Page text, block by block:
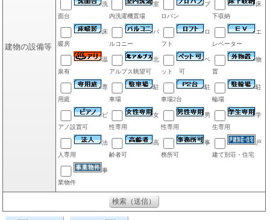
建物の設備等
洗
面台
室
内洗濯機置場
プ
ロパン
床
下収納
床
暖房
バ
ルコニー
ロ
フト
エ
レベーター
温
泉有
北
アルプス眺望可
ペ
ット 可
物
置
専
用庭
駐
車場
駐
車場2台
駐
輪場
ピ
アノ設置可
女
性専用
男
性専用
学
生専用
法
人専用
高
齢者可
事
務所可
戸
建て別荘・住宅
事
業物件